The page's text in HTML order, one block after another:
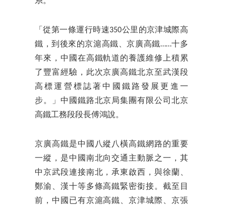
「從第一條運行時速350公里的京津城際高
鐵，到後來的京滬高鐵、京廣高鐵……十多
年來，中國在高鐵軌道的養護維修上積累
了豐富經驗，此次京廣高鐵北京至武漢段
高標運營標誌著中國鐵路發展更進一
步。」中國鐵路北京局集團有限公司北京
高鐵工務段段長傅鴻說。
京廣高鐵是中國八縱八橫高鐵網路的重要
一縱，是中國南北向交通主動脈之一，其
中京武段連接南北，承東啟西，與徐蘭、
鄭渝、漢十等多條高鐵緊密銜接。截至目
前，中國已有京滬高鐵、京津城際、京張